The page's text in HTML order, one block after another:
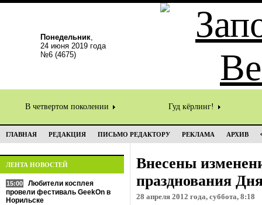
Понедельник,
24 июня 2019 года
№6 (4675)
В четвертом поколении Гуд кёрлинг!
ГЛАВНАЯ РЕДАКЦИЯ ПИСЬМО РЕДАКТОРУ РЕКЛАМА АРХИВ
ЛЕНТА НОВОСТЕЙ
15:00
Любители косплея
провели фестиваль GeekOn в
Норильске
Внесены
празднования
28 апреля 2012 года, суббота, 8:18